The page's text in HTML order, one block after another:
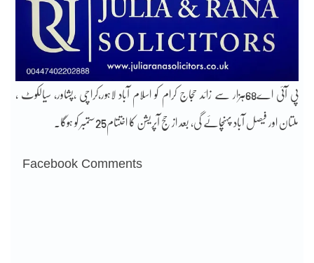
پی آئی اے68ہزار سے زائد حجاج کرام کو اسلام آباد لاہور،کراچی ،پشاور، سیالکوٹ ،
ملتان اور فیصل آباد پہنچائے گی، بعد از حج آپریشن کا اختتام25ستمبر کو ہوگا۔
Facebook Comments